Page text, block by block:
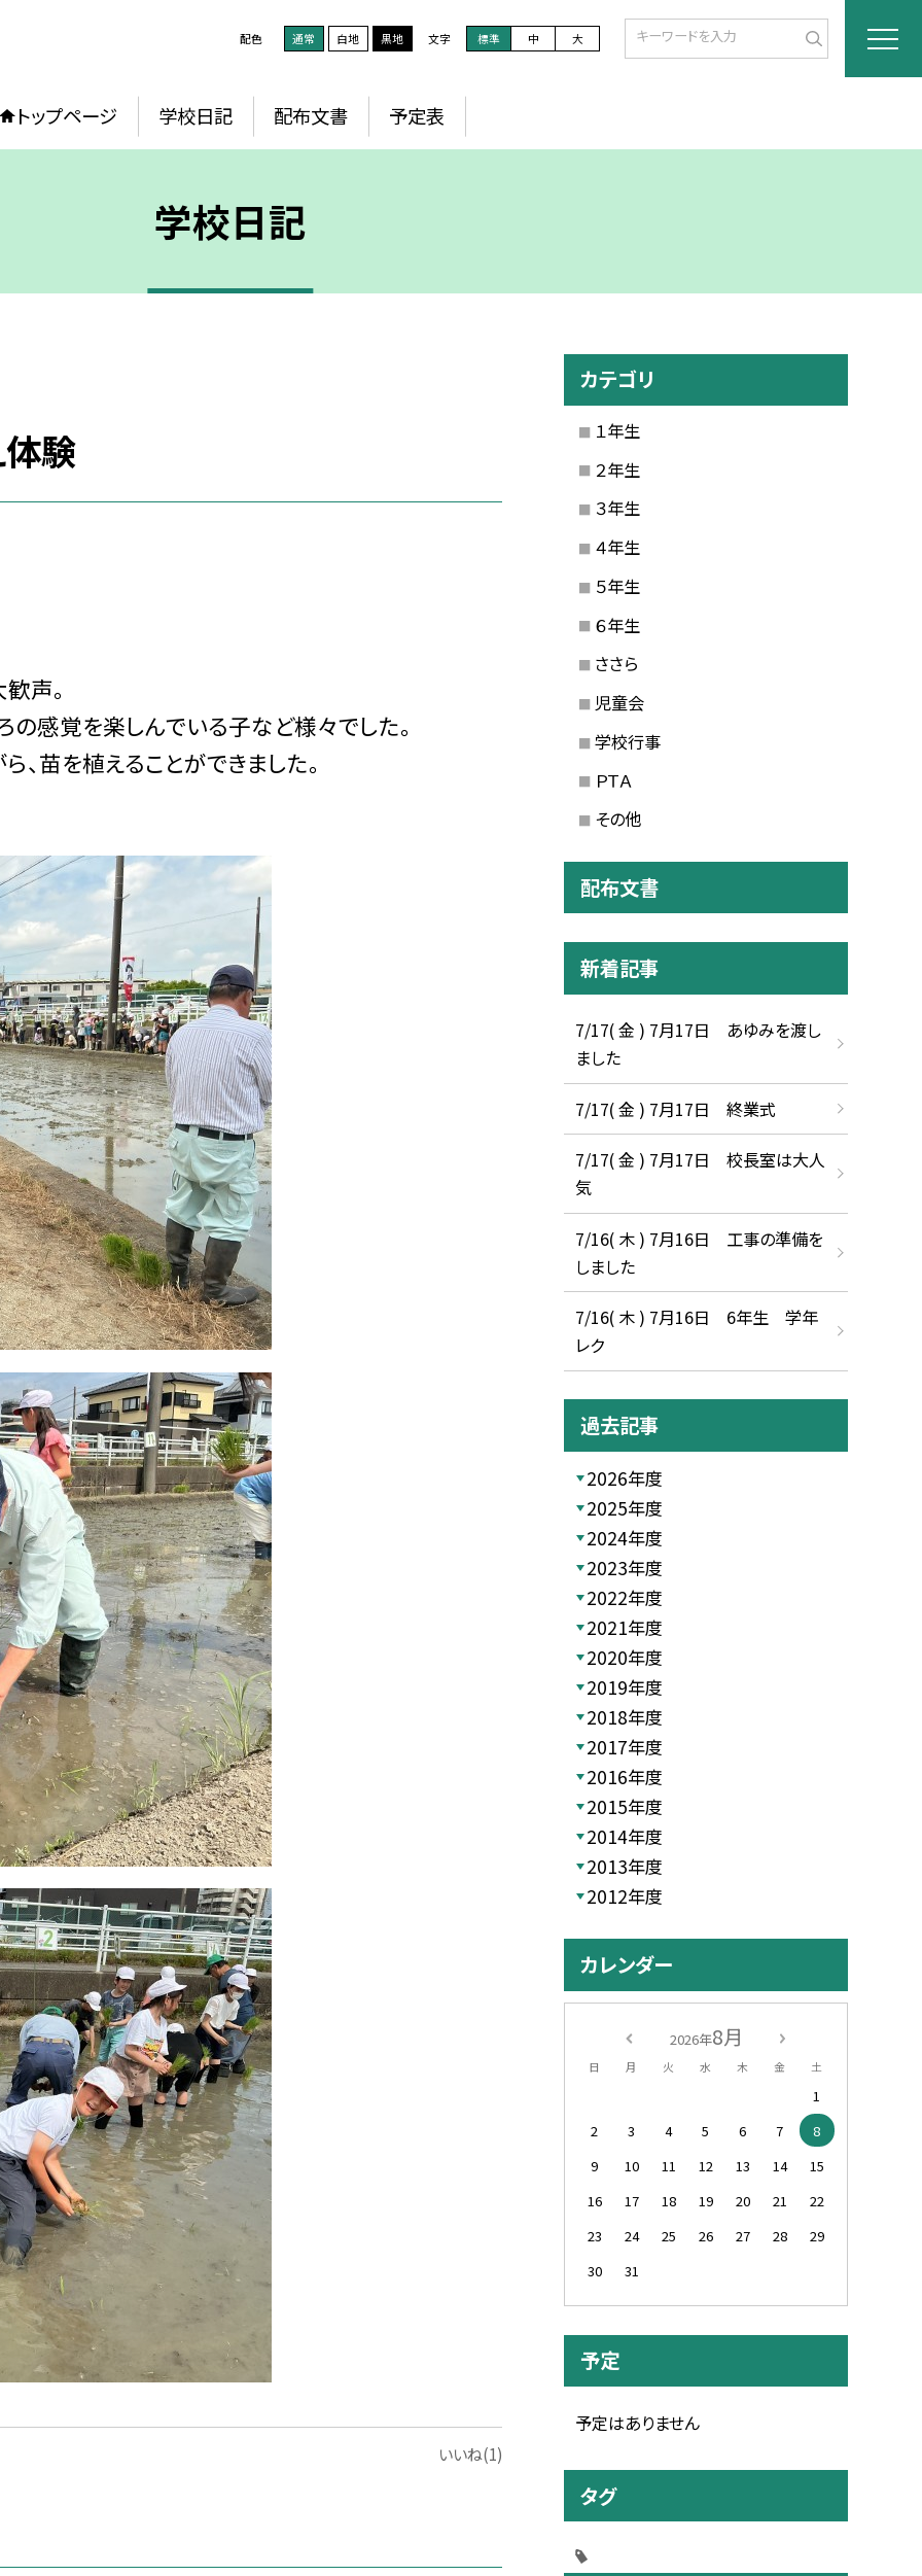
配色 通常 白地 黒地 文字 標準 中 大
トップページ 学校日記 配布文書 予定表
学校日記
験
声。
の感覚を楽しんでいる子など様々でした。
苗を植えることができました。
いいね(1)
カテゴリ
１年生
２年生
３年生
４年生
５年生
６年生
ささら
児童会
学校行事
ＰＴＡ
その他
配布文書
新着記事
7/17( 金 ) 7月17日 あゆみを渡し
ました
7/17( 金 ) 7月17日 終業式
7/17( 金 ) 7月17日 校長室は大人
気
7/16( 木 ) 7月16日 工事の準備を
しました
7/16( 木 ) 7月16日 6年生 学年
レク
過去記事
2026年度
2025年度
2024年度
2023年度
2022年度
2021年度
2020年度
2019年度
2018年度
2017年度
2016年度
2015年度
2014年度
2013年度
2012年度
カレンダー
2026年8月
日 月 火 水 木 金 土
1
2
3 4 5 6 7
8
9
10 11 12 13 14
15
16
17 18 19 20 21
22
23
24 25 26 27 28
29
30
31
予定
予定はありません
タグ